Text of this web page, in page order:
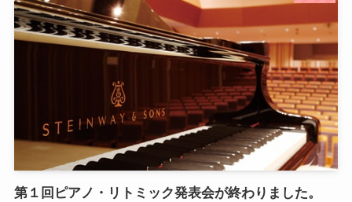
第１回ピアノ・リトミック発表会が終わりました。